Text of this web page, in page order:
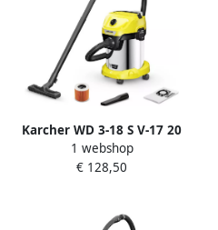
Karcher WD 3-18 S V-17 20
Accu Nat- en
droogstofzuiger 1.628-575.0
1 webshop
€ 128,50